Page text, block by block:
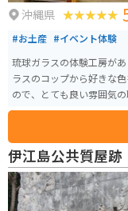
沖縄県
#お土産 #イベント体験
琉球ガラスの体験工房が
ラスのコップから好きな
ので、とても良い雰囲気
指導してくれますので、
産屋さんの商品と合わせ
撮影を手伝ってくれたり
伊江島公共質屋跡